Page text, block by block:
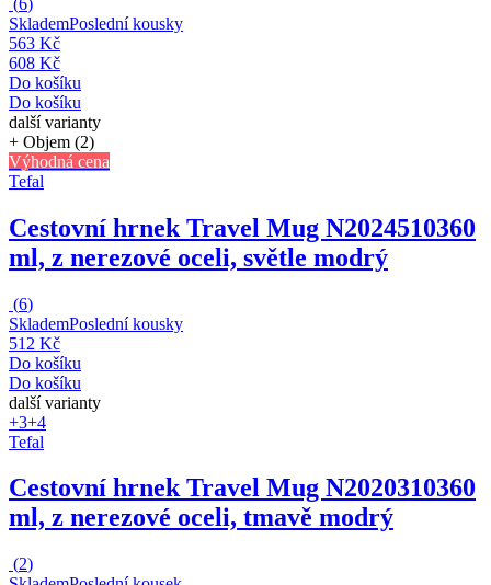
SklademPoslední kousky
563 Kč
608 Kč
Do košíku
Do košíku
další varianty
+ Objem (2)
Výhodná cena
Tefal
Cestovní hrnek Travel Mug N2024510360
ml, z nerezové oceli, světle modrý
(6)
SklademPoslední kousky
512 Kč
Do košíku
Do košíku
další varianty
+3+4
Tefal
Cestovní hrnek Travel Mug N2020310360
ml, z nerezové oceli, tmavě modrý
(2)